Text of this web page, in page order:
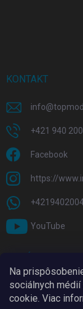
Na
sociálnych
cookie. Viac
KONTAKT
info@
+421 940
Facebook
https://
YouTube